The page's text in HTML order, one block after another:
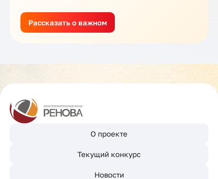
Рассказать о важном
О проекте
Текущий конкурс
Новости